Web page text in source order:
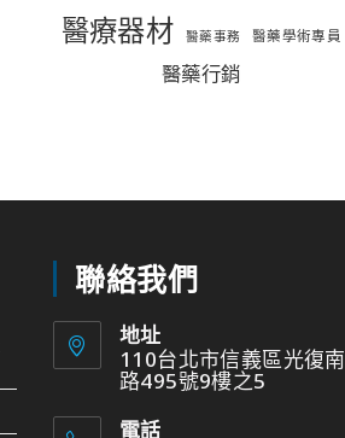
醫療器材 醫藥事務 醫藥學術專員
醫藥行銷
聯絡我們
地址
110台北市信義區光復南
路495號9樓之5
電話